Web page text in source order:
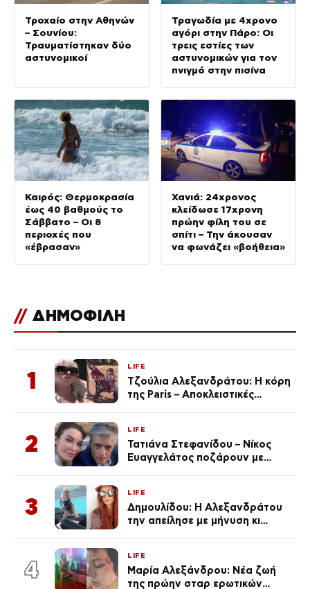
Τροχαίο στην Αθηνών
– Σουνίου:
Τραυματίστηκαν δύο
αστυνομικοί
Τραγωδία με 4χρονο
αγόρι στην Πάρο: Οι
τρεις εστίες των
αστυνομικών για τον
πνιγμό στην πισίνα
Καιρός: Θερμοκρασία
έως 40 βαθμούς το
Σάββατο – Οι 8
περιοχές που
«έβρασαν»
Χανιά: 24χρονος
κλείδωσε 17χρονη
πρώην φίλη του σε
σπίτι – Την άκουσαν
να φωνάζει «βοήθεια»
// ΔΗΜΟΦΙΛΗ
1
LIFE
Τζούλια Αλεξανδράτου: Η κόρη
της Paris – Αποκλειστικές
2
LIFE
Τατιάνα Στεφανίδου – Νίκος
Ευαγγελάτος ποζάρουν με
3
LIFE
Δημουλίδου: Η Αλεξανδράτου
την απείλησε με μήνυση κι
ποια είσαι σοκαρίστικα»
4
LIFE
Μαρία Αλεξάνδρου: Νέα ζωή
της πρώην σταρ ερωτικών